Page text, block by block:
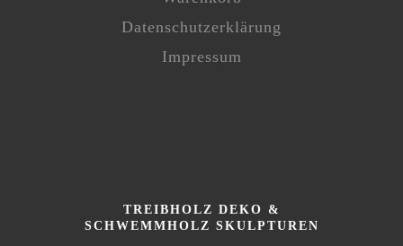
Datenschutzerklärung
Impressum
TREIBHOLZ DEKO &
SCHWEMMHOLZ SKULPTUREN